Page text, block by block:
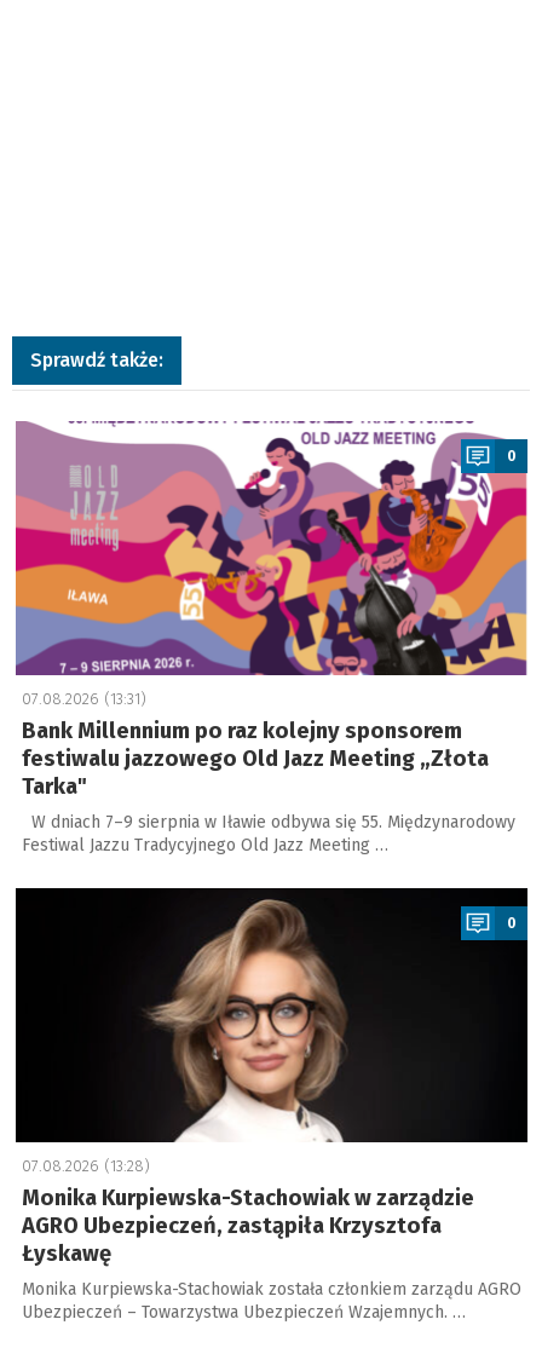
Sprawdź także:
a
0
07.08.2026 (13:31)
Bank Millennium po raz kolejny sponsorem
festiwalu jazzowego Old Jazz Meeting „Złota
Tarka"
W dniach 7–9 sierpnia w Iławie odbywa się 55. Międzynarodowy
Festiwal Jazzu Tradycyjnego Old Jazz Meeting …
a
0
07.08.2026 (13:28)
Monika Kurpiewska-Stachowiak w zarządzie
AGRO Ubezpieczeń, zastąpiła Krzysztofa
Łyskawę
Monika Kurpiewska-Stachowiak została członkiem zarządu AGRO
Ubezpieczeń – Towarzystwa Ubezpieczeń Wzajemnych. …